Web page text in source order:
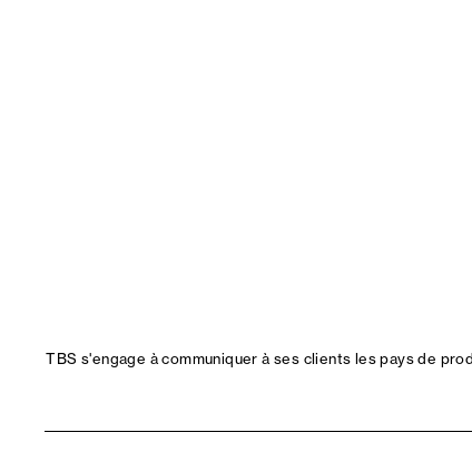
TBS s'engage à communiquer à ses clients les pays de